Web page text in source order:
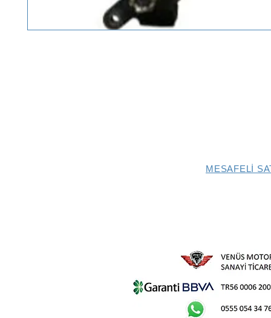
MESAFELİ